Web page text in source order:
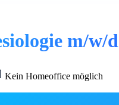
m/w/d
Kein Homeoffice möglich